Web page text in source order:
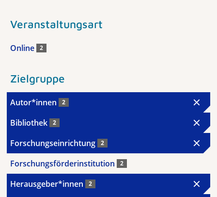
Veranstaltungsart
Online 2
Zielgruppe
Autor*innen 2
Bibliothek 2
Forschungseinrichtung 2
Forschungsförderinstitution 2
Herausgeber*innen 2